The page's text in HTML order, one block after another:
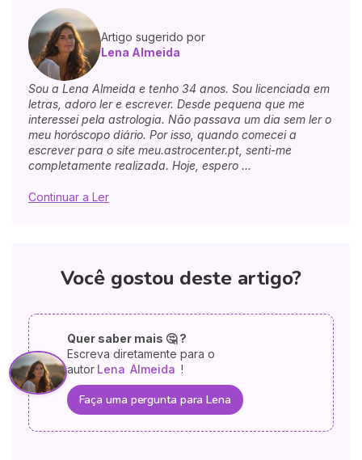
Artigo sugerido por
Lena Almeida
Sou a Lena Almeida e tenho 34 anos. Sou licenciada em
letras, adoro ler e escrever. Desde pequena que me
interessei pela astrologia. Não passava um dia sem ler o
meu horóscopo diário. Por isso, quando comecei a
escrever para o site meu.astrocenter.pt, senti-me
completamente realizada. Hoje, espero ...
Continuar a Ler
Você gostou deste artigo?
Quer saber mais 🤔 ?
Escreva diretamente para o
autor Lena Almeida !
Faça uma pergunta para Lena